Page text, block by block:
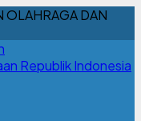
OLAHRAGA DAN